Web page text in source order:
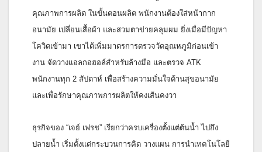
คุณภาพการผลิต ในขั้นตอนผลิต พนักงานต้องใส่หน้ากาก
อนามัย เปลี่ยนเสื้อผ้า และสวมตาข่ายคลุมผม ยิ่งเมื่อมีปัญหา
โควิดเข้ามา เขาได้เพิ่มมาตรการตรวจวัดอุณหภูมิก่อนเข้า
งาน จัดวางแอลกอฮอล์สำหรับล้างมือ และตรวจ ATK
พนักงานทุก 2 สัปดาห์ เพื่อสร้างความมั่นใจด้านสุขอนามัย
และเพื่อรักษาคุณภาพการผลิตให้คงเส้นคงวา
ธุรกิจของ “เจย์ เฟรช” เรียกว่าครบเครื่องตั้งแต่ต้นน้ำ ไปถึง
ปลายน้ำ เริ่มตั้งแต่กระบวนการคิด วางแผน การนำเทคโนโลยี